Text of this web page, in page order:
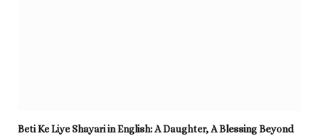
Beti Ke Liye Shayari in English: A Daughter, A Blessing Beyond